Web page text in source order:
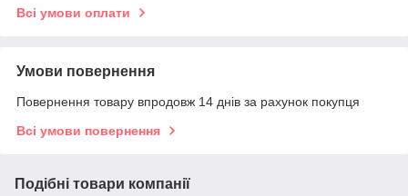
Всі умови оплати
Умови повернення
Повернення товару впродовж 14 днів за рахунок покупця
Всі умови повернення
Подібні товари компанії